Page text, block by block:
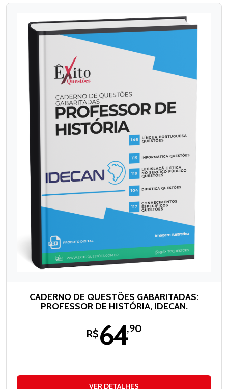
CADERNO DE QUESTÕES GABARITADAS:
PROFESSOR DE HISTÓRIA, IDECAN.
R$64,90
VER DETALHES